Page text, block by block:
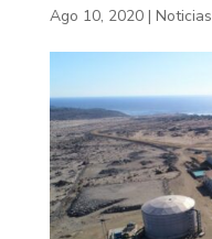
Ago 10, 2020| Noticias